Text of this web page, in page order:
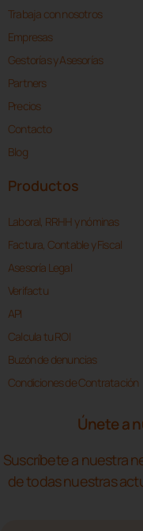
Trabaja con nosotros
Empresas
Gestorías y Asesorías
Partners
Precios
Contacto
Blog
Productos
Laboral, RRHH y nóminas
Factura, Contable y Fiscal
Asesoría Legal
Verifactu
API
Calcula tu ROI
Buzón de denuncias
Condiciones de Contratación
Únete a
Suscríbete a nuestra
de todas nuestras